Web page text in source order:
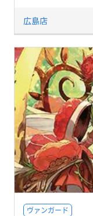
広島店
ヴァンガード